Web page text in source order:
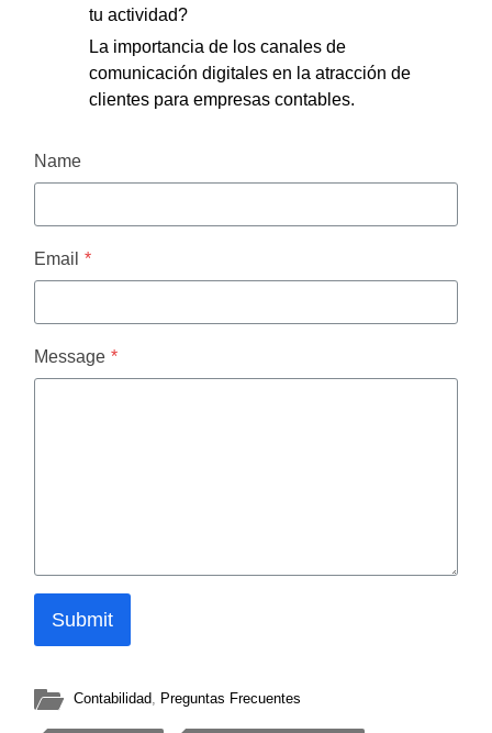
tu actividad?
La importancia de los canales de
comunicación digitales en la atracción de
clientes para empresas contables.
Name
Email *
Message *
Submit
Contabilidad, Preguntas Frecuentes